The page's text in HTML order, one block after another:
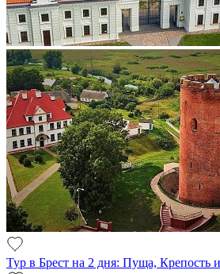
Тур в Брест на 2 дня: Пуща, Крепость